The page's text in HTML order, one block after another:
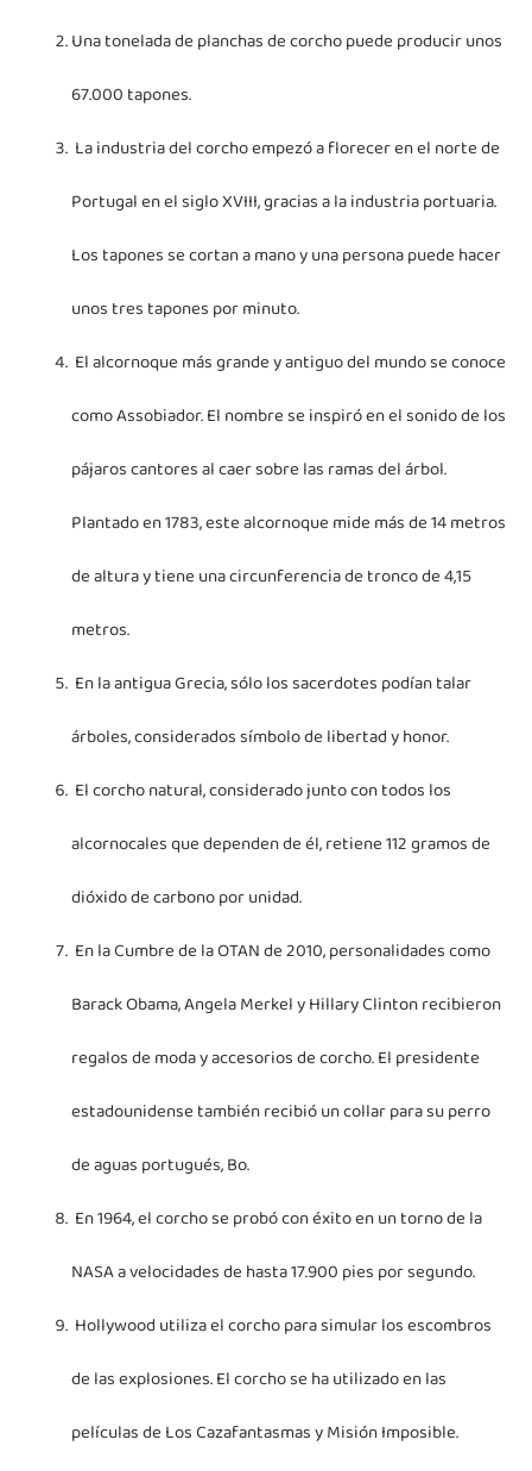
Una tonelada de planchas de corcho puede producir unos
67.000 tapones.
La industria del corcho empezó a florecer en el norte de
Portugal en el siglo XVIII, gracias a la industria portuaria.
Los tapones se cortan a mano y una persona puede hacer
unos tres tapones por minuto.
El alcornoque más grande y antiguo del mundo se conoce
como Assobiador. El nombre se inspiró en el sonido de los
pájaros cantores al caer sobre las ramas del árbol.
Plantado en 1783, este alcornoque mide más de 14 metros
de altura y tiene una circunferencia de tronco de 4,15
metros.
En la antigua Grecia, sólo los sacerdotes podían talar
árboles, considerados símbolo de libertad y honor.
El corcho natural, considerado junto con todos los
alcornocales que dependen de él, retiene 112 gramos de
dióxido de carbono por unidad.
En la Cumbre de la OTAN de 2010, personalidades como
Barack Obama, Angela Merkel y Hillary Clinton recibieron
regalos de moda y accesorios de corcho. El presidente
estadounidense también recibió un collar para su perro
de aguas portugués, Bo.
En 1964, el corcho se probó con éxito en un torno de la
NASA a velocidades de hasta 17.900 pies por segundo.
Hollywood utiliza el corcho para simular los escombros
de las explosiones. El corcho se ha utilizado en las
películas de Los Cazafantasmas y Misión Imposible.